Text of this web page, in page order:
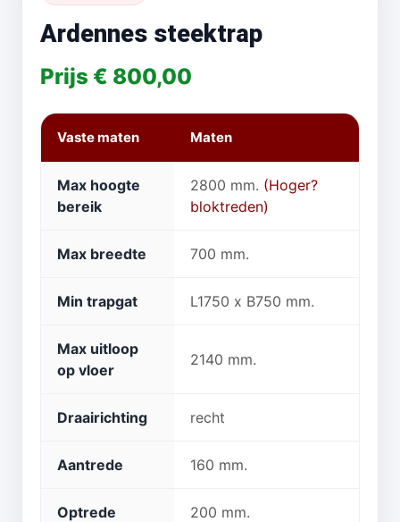
Ardennes steektrap
Prijs € 800,00
Vaste maten Maten
Max hoogte
bereik
2800 mm. (Hoger?
bloktreden)
Max breedte 700 mm.
Min trapgat L1750 x B750 mm.
Max uitloop
op vloer
2140 mm.
Draairichting recht
Aantrede 160 mm.
Optrede 200 mm.